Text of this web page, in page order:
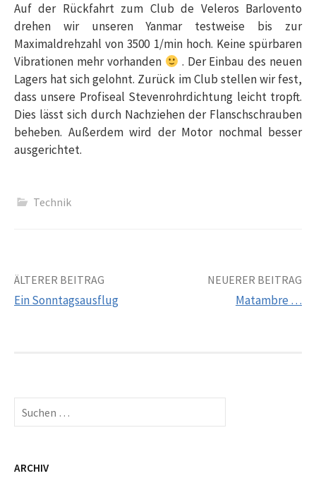
Auf der Rückfahrt zum Club de Veleros Barlovento
drehen wir unseren Yanmar testweise bis zur
Maximaldrehzahl von 3500 1/min hoch. Keine spürbaren
Vibrationen mehr vorhanden
. Der Einbau des neuen
Lagers hat sich gelohnt. Zurück im Club stellen wir fest,
dass unsere Profiseal Stevenrohrdichtung leicht tropft.
Dies lässt sich durch Nachziehen der Flanschschrauben
beheben. Außerdem wird der Motor nochmal besser
ausgerichtet.
Technik
Beitrags-
ÄLTERER BEITRAG
Ein Sonntagsausflug
NEUERER BEITRAG
Matambre …
Suchen
nach:
ARCHIV